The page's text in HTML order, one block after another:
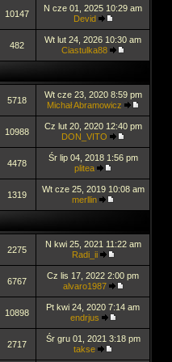
10147
N cze 01, 2025 10:29 am
Devid
482
Wt lut 24, 2026 10:30 am
Ciastulka88
5718
Wt cze 23, 2020 8:59 pm
Michał Abramowicz
10988
Cz lut 20, 2020 12:40 pm
DON_VITO
4478
Śr lip 04, 2018 1:56 pm
plitea
1319
Wt cze 25, 2019 10:08 am
merllin
2275
N kwi 25, 2021 11:22 am
Radi_ii
6767
Cz lis 17, 2022 2:00 pm
alvaro1987
10898
Pt kwi 24, 2020 7:14 am
endrjus
2717
Śr gru 01, 2021 3:18 pm
takse